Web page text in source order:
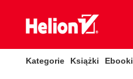
Kategorie Książki Ebooki